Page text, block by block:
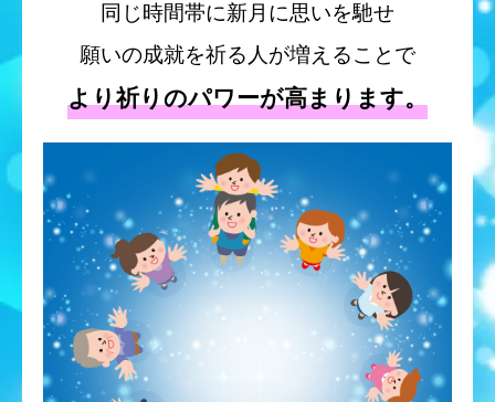
東京都 からの参加を受付けました
2026.08.09 16:58
茨城県 からの参加を受付けました
2026.08.09 16:43
福岡県 からの参加を受付けました
2026.08.09 16:26
京都府 からの参加を受付けました
2026.08.09 16:22
東京都 からの参加を受付けました
2026.08.09 16:19
千葉県 からの参加を受付けました
同じ時間帯に新月に思いを馳せ
願いの成就を祈る人が増えることで
より祈りのパワーが高まります。